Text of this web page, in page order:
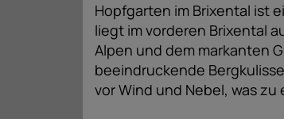
Hopfgarten im Brixental ist
liegt im vorderen Brixental
Alpen und dem markanten
beeindruckende
vor Wind und Nebel, was